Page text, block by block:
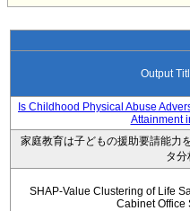
Output
Is Childhood Physical Abuse
Attainment
家庭教育は子どもの援助要請能力
タ分
SHAP-Value Clustering of Life
Cabinet Office